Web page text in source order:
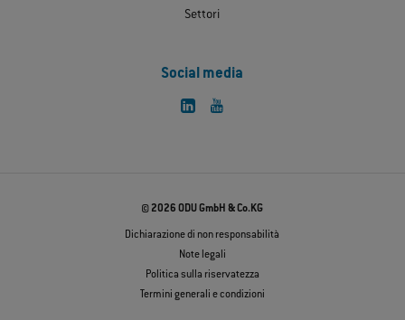
Settori
Social media
© 2026 ODU GmbH & Co.KG
Dichiarazione di non responsabilità
Note legali
Politica sulla riservatezza
Termini generali e condizioni